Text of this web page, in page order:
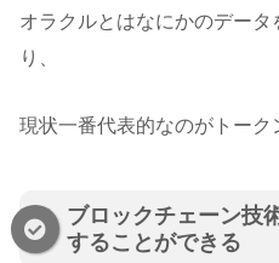
オラクルとはなにかのデー
り、
現状一番代表的なのがトーク
ブロックチェーン技
することができる